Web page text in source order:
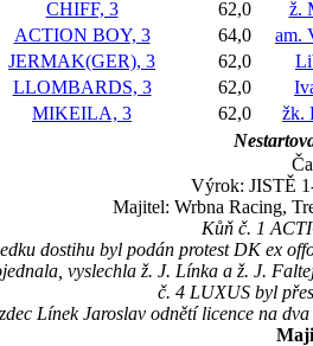
CHIFF, 3 62,0
ž.
ACTION BOY, 3 64,0
am.
JERMAK(GER), 3 62,0
LLOMBARDS, 3 62,0
MIKEILA, 3 62,0
žk.
Výrok: JISTĚ
Majitel: Wrbna Racing,
Kůň č. 1
dostihu byl podán protest DK ex
vyslechla ž. J. Línka a ž. J.
č. 4 LUXUS byl
Línek Jaroslav odnětí licence na